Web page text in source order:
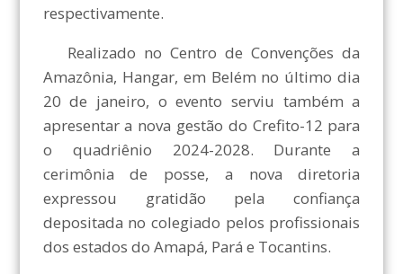
respectivamente.
Realizado no Centro de Convenções da
Amazônia, Hangar, em Belém no último dia
20 de janeiro, o evento serviu também a
apresentar a nova gestão do Crefito-12 para
o quadriênio 2024-2028. Durante a
cerimônia de posse, a nova diretoria
expressou gratidão pela confiança
depositada no colegiado pelos profissionais
dos estados do Amapá, Pará e Tocantins.